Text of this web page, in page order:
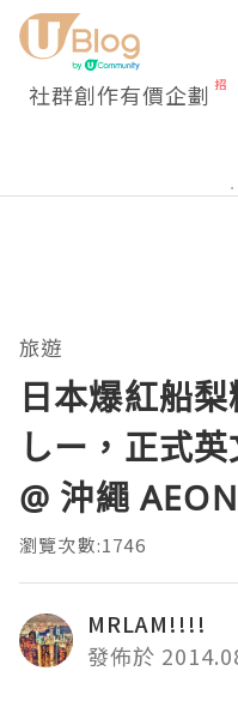
社群創作有價企劃
旅遊
日本爆紅船
しー，正式
@ 沖繩
瀏覽次數:1746
MRLAM!!!!
發佈於